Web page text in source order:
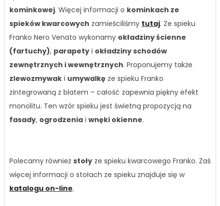
kominkowej. Więcej informacji o kominkach ze
spieków kwarcowych zamieściliśmy tutaj. Ze spieku
Franko Nero Venato wykonamy okładziny ścienne
(fartuchy), parapety i okładziny schodów
zewnętrznych i wewnętrznych. Proponujemy także
zlewozmywak i umywalkę ze spieku Franko
zintegrowaną z blatem – całość zapewnia piękny efekt
monolitu. Ten wzór spieku jest świetną propozycją na
fasady, ogrodzenia i wnęki okienne.
Polecamy również stoły ze spieku kwarcowego Franko. Zaś
więcej informacji o stołach ze spieku znajduje się w
katalogu on-line.